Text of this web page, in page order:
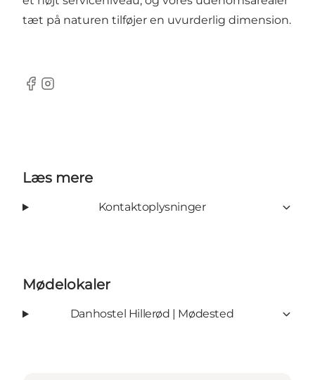
tæt på naturen tilføjer en uvurderlig dimension.
Facebook
Instagram
Læs mere
Kontaktoplysninger
Mødelokaler
Danhostel Hillerød | Mødested